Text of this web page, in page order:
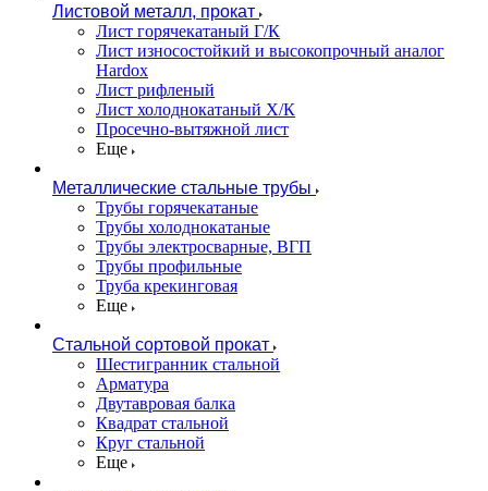
Листовой металл, прокат
Лист горячекатаный Г/К
Лист износостойкий и высокопрочный аналог
Hardox
Лист рифленый
Лист холоднокатаный Х/К
Просечно-вытяжной лист
Еще
Металлические стальные трубы
Трубы горячекатаные
Трубы холоднокатаные
Трубы электросварные, ВГП
Трубы профильные
Труба крекинговая
Еще
Стальной сортовой прокат
Шестигранник стальной
Арматура
Двутавровая балка
Квадрат стальной
Круг стальной
Еще